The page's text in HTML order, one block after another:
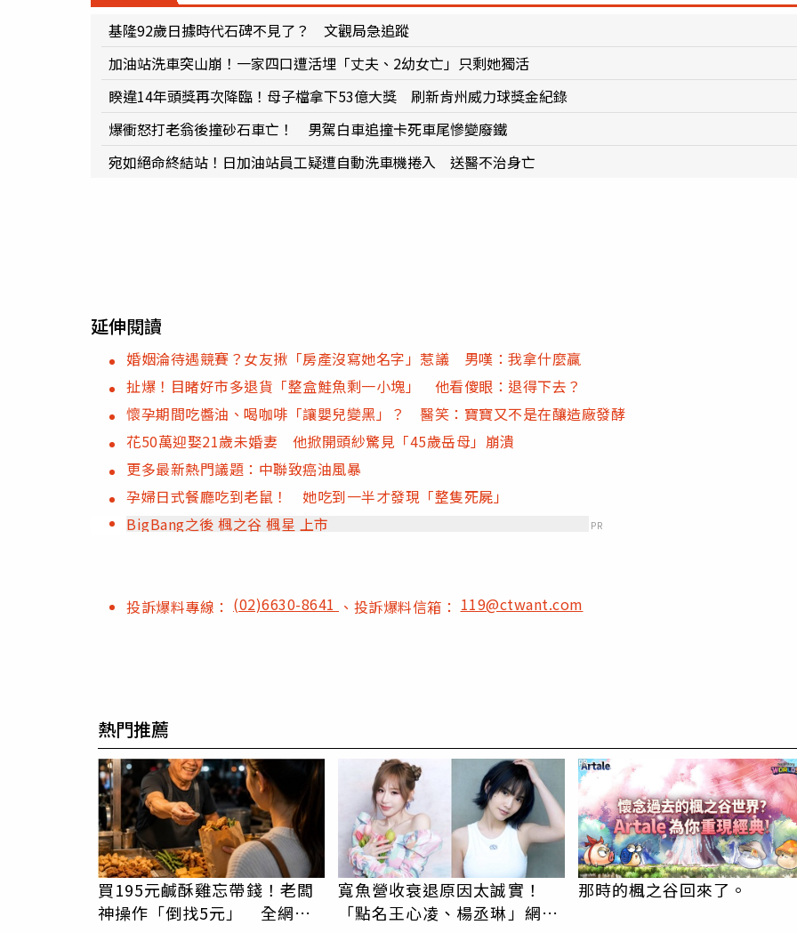
基隆92歲日據時代石碑不見了？ 文觀局急追蹤
加油站洗車突山崩！一家四口遭活埋「丈夫、2幼女亡」只剩她獨活
睽違14年頭獎再次降臨！母子檔拿下53億大獎 刷新肯州威力球獎金紀錄
爆衝怒打老翁後撞砂石車亡！ 男駕白車追撞卡死車尾慘變廢鐵
宛如絕命終結站！日加油站員工疑遭自動洗車機捲入 送醫不治身亡
延伸閱讀
婚姻淪待遇競賽？女友揪「房產沒寫她名字」惹議 男嘆：我拿什麼贏
扯爆！目睹好市多退貨「整盒鮭魚剩一小塊」 他看傻眼：退得下去？
懷孕期間吃醬油、喝咖啡「讓嬰兒變黑」？ 醫笑：寶寶又不是在釀造廠發酵
花50萬迎娶21歲未婚妻 他掀開頭紗驚見「45歲岳母」崩潰
更多最新熱門議題：中聯致癌油風暴
孕婦日式餐廳吃到老鼠！ 她吃到一半才發現「整隻死屍」
BigBang之後 楓之谷 楓星 上市
PR
投訴爆料專線： (02)6630-8641 、投訴爆料信箱：119@ctwant.com
熱門推薦
買195元鹹酥雞忘帶錢！老闆
神操作「倒找5元」 全網看
寬魚營收衰退原因太誠實！
「點名王心凌、楊丞琳」網笑
那時的楓之谷回來了。
PR